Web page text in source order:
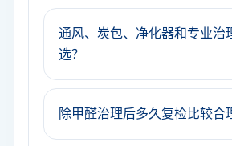
通风、炭包、净化器和专业治
选？
除甲醛治理后多久复检比较合